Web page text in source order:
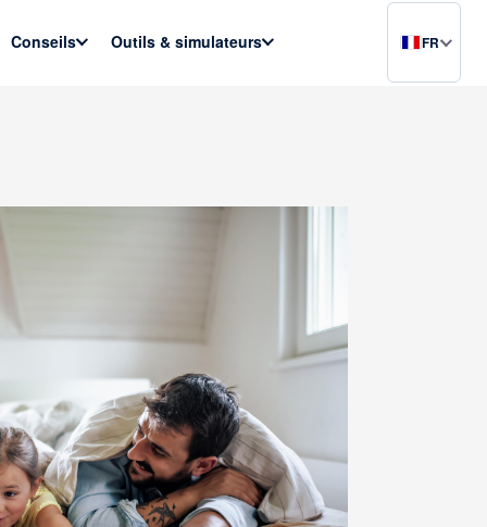
Conseils Outils & simulateurs FR